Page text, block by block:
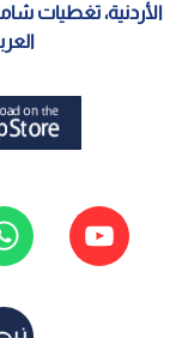
الأردنية، تغطيات